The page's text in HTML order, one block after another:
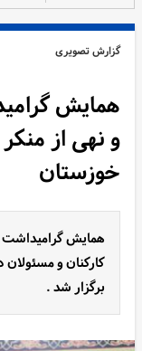
گزارش تصویری
همایش
و نهی از
خوزستان
همایش گرامیداشت
کارکنان و
برگزار شد .